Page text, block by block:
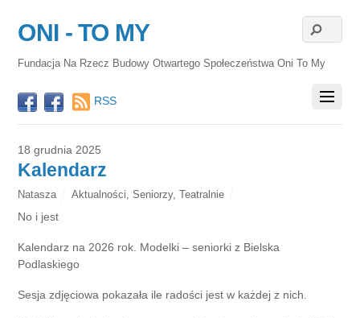
ONI - TO MY
Fundacja Na Rzecz Budowy Otwartego Społeczeństwa Oni To My
RSS
18 grudnia 2025
Kalendarz
Natasza Aktualności Seniorzy, Teatralnie
No i jest
Kalendarz na 2026 rok. Modelki – seniorki z Bielska
Podlaskiego
Sesja zdjęciowa pokazała ile radości jest w każdej z nich.